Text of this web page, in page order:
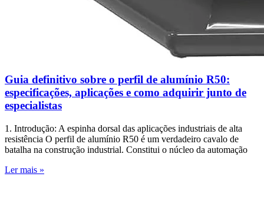
Guia definitivo sobre o perfil de alumínio R50:
especificações, aplicações e como adquirir junto de
especialistas
1. Introdução: A espinha dorsal das aplicações industriais de alta
resistência O perfil de alumínio R50 é um verdadeiro cavalo de
batalha na construção industrial. Constitui o núcleo da automação
Ler mais »